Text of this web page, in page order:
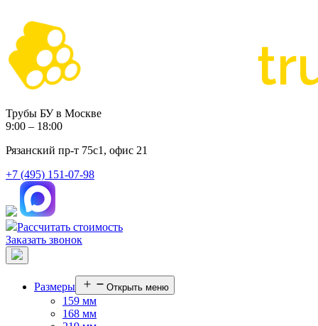
Трубы БУ в Москве
9:00 – 18:00
Рязанский пр-т 75с1, офис 21
+7 (495) 151-07-98
Рассчитать стоимость
Заказать звонок
Размеры Открыть меню
159 мм
168 мм